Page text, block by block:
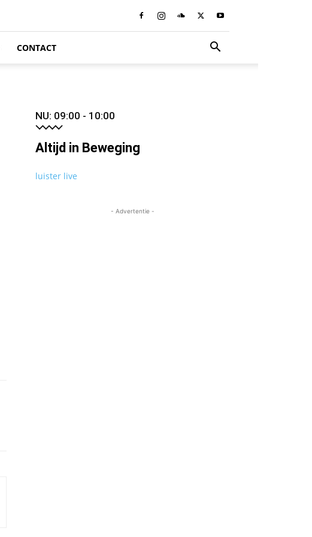
CONTACT
NU: 09:00 - 10:00
Altijd in Beweging
luister live
- Advertentie -